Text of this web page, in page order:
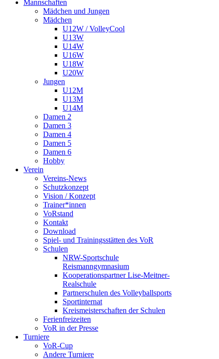
Mannschaften
Mädchen und Jungen
Mädchen
U12W / VolleyCool
U13W
U14W
U16W
U18W
U20W
Jungen
U12M
U13M
U14M
Damen 2
Damen 3
Damen 4
Damen 5
Damen 6
Hobby
Verein
Vereins-News
Schutzkonzept
Vision / Konzept
Trainer*innen
VoRstand
Kontakt
Download
Spiel- und Trainingsstätten des VoR
Schulen
NRW-Sportschule
Reismanngymnasium
Kooperationspartner Lise-Meitner-
Realschule
Partnerschulen des Volleyballsports
Sportinternat
Kreismeisterschaften der Schulen
Ferienfreizeiten
VoR in der Presse
Turniere
VoR-Cup
Andere Turniere